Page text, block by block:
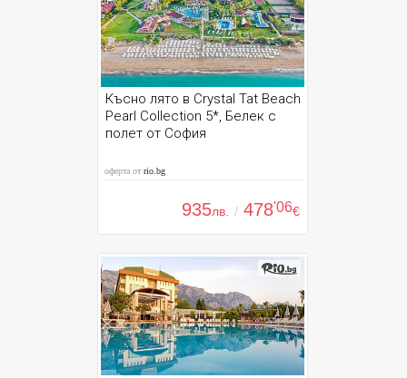
Късно лято в Crystal Tat Beach
Pearl Collection 5*, Белек с
полет от София
оферта отrio.bg
935лв. / 478'06€